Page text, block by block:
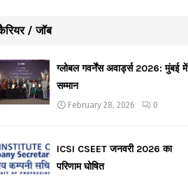
/ जॉब
ग्लोबल गवर्नेंस अवार्ड्स 2026: मुंबई में
सम्मान
February 28, 2026 0
ICSI CSEET जनवरी 2026 का
परिणाम घोषित